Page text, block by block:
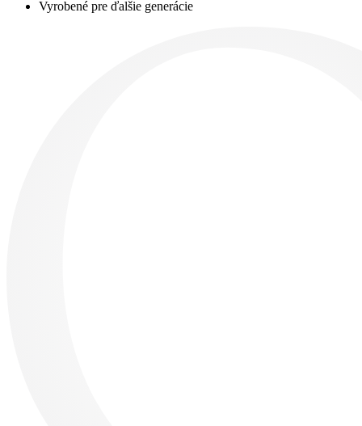
Vyrobené pre ďalšie generácie